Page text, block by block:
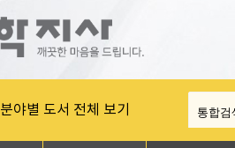
분야별 도서 전체 보기